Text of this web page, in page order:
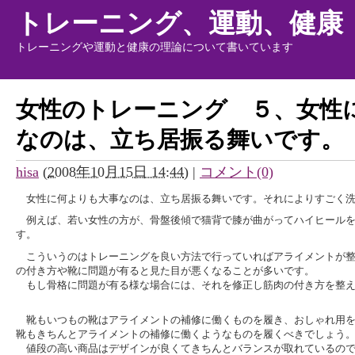
トレーニング、運動、健康
トレーニングや運動と健康の理論について書いています
女性のトレーニング ５、女性
なのは、立ち居振る舞いです。
hisa (2008年10月15日 14:44) | コメント(0)
女性に何よりも大事なのは、立ち居振る舞いです。それによりすごく
例えば、若い女性の方が、骨盤後傾で猫背で膝が曲がってハイヒール
す。
こういうのはトレーニングを良い方法で行っていればアライメントが
の付き方や靴に問題が有ると見た目が悪くなることが多いです。
もし骨格に問題が有る様な場合には、それを修正し筋肉の付き方を整
靴もいつもの靴はアライメントの補修に働くものを履き、おしゃれ用
靴もきちんとアライメントの補修に働くようなものを履くべきでしょう。
値段の高い商品はデザインが良くてきちんとバランスが取れているの